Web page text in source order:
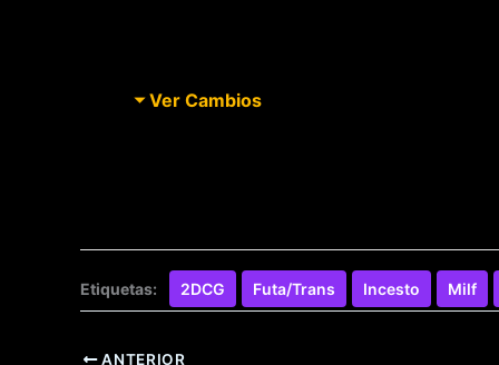
Ver Cambios
Etiquetas: 2DCG Futa/Trans Incesto Milf
ANTERIOR